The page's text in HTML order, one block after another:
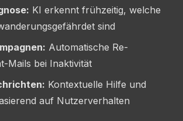
KI erkennt frühzeitig, welche
sind
Automatische Re-
Mails bei Inaktivität
Kontextuelle Hilfe und
auf Nutzerverhalten